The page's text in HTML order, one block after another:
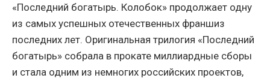
«Последний богатырь. Колобок» продолжает одну
из самых успешных отечественных франшиз
последних лет. Оригинальная трилогия «Последний
богатырь» собрала в прокате миллиардные сборы
и стала одним из немногих российских проектов,